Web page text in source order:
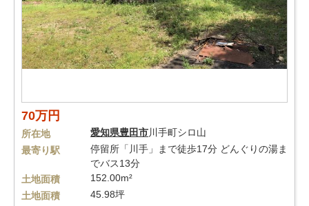
70万円
所在地 愛知県豊田市川手町シロ山
最寄り駅
停留所「川手」まで徒歩17分 どんぐりの湯ま
でバス13分
土地面積
152.00m²
土地面積
45.98坪